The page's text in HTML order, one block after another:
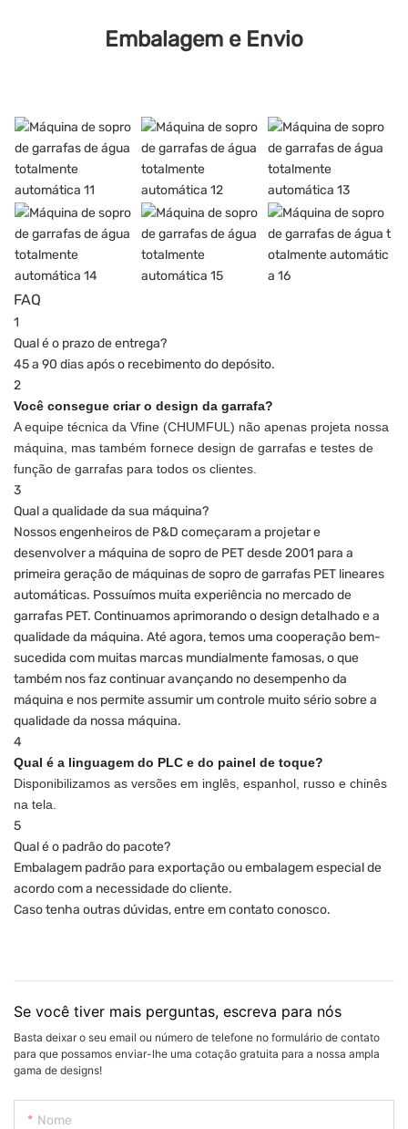
Embalagem e Envio
FAQ
1
Qual é o prazo de entrega?
45 a 90 dias após o recebimento do depósito.
2
Você consegue criar o design da garrafa?
A equipe técnica da Vfine (CHUMFUL) não apenas projeta nossa
máquina, mas também fornece design de garrafas e testes de
função de garrafas para todos os clientes.
3
Qual a qualidade da sua máquina?
Nossos engenheiros de P&D começaram a projetar e
desenvolver a máquina de sopro de PET desde 2001 para a
primeira geração de máquinas de sopro de garrafas PET lineares
automáticas. Possuímos muita experiência no mercado de
garrafas PET. Continuamos aprimorando o design detalhado e a
qualidade da máquina. Até agora, temos uma cooperação bem-
sucedida com muitas marcas mundialmente famosas, o que
também nos faz continuar avançando no desempenho da
máquina e nos permite assumir um controle muito sério sobre a
qualidade da nossa máquina.
4
Qual é a linguagem do PLC e do painel de toque?
Disponibilizamos as versões em inglês, espanhol, russo e chinês
na tela.
5
Qual é o padrão do pacote?
Embalagem padrão para exportação ou embalagem especial de
acordo com a necessidade do cliente.
Caso tenha outras dúvidas, entre em contato conosco.
Se você tiver mais perguntas, escreva para nós
Basta deixar o seu email ou número de telefone no formulário de contato
para que possamos enviar-lhe uma cotação gratuita para a nossa ampla
gama de designs!
Nome